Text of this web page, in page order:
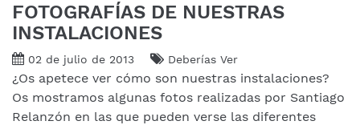
FOTOGRAFÍAS DE NUESTRAS
INSTALACIONES
02 de julio de 2013 Deberías Ver
¿Os apetece ver cómo son nuestras instalaciones?
Os mostramos algunas fotos realizadas por Santiago
Relanzón en las que pueden verse las diferentes